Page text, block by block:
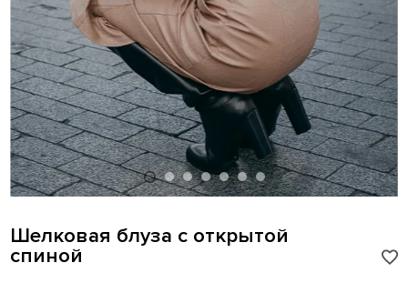
Шелковая блуза с открытой
спиной